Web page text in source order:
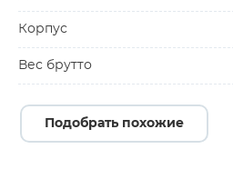
Корпус
Вес брутто
Подобрать похожие